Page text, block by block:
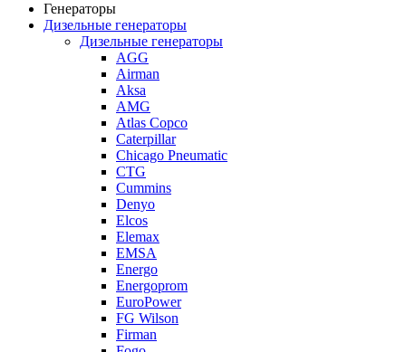
Генераторы
Дизельные генераторы
Дизельные генераторы
AGG
Airman
Aksa
AMG
Atlas Copco
Caterpillar
Chicago Pneumatic
CTG
Cummins
Denyo
Elcos
Elemax
EMSA
Energo
Energoprom
EuroPower
FG Wilson
Firman